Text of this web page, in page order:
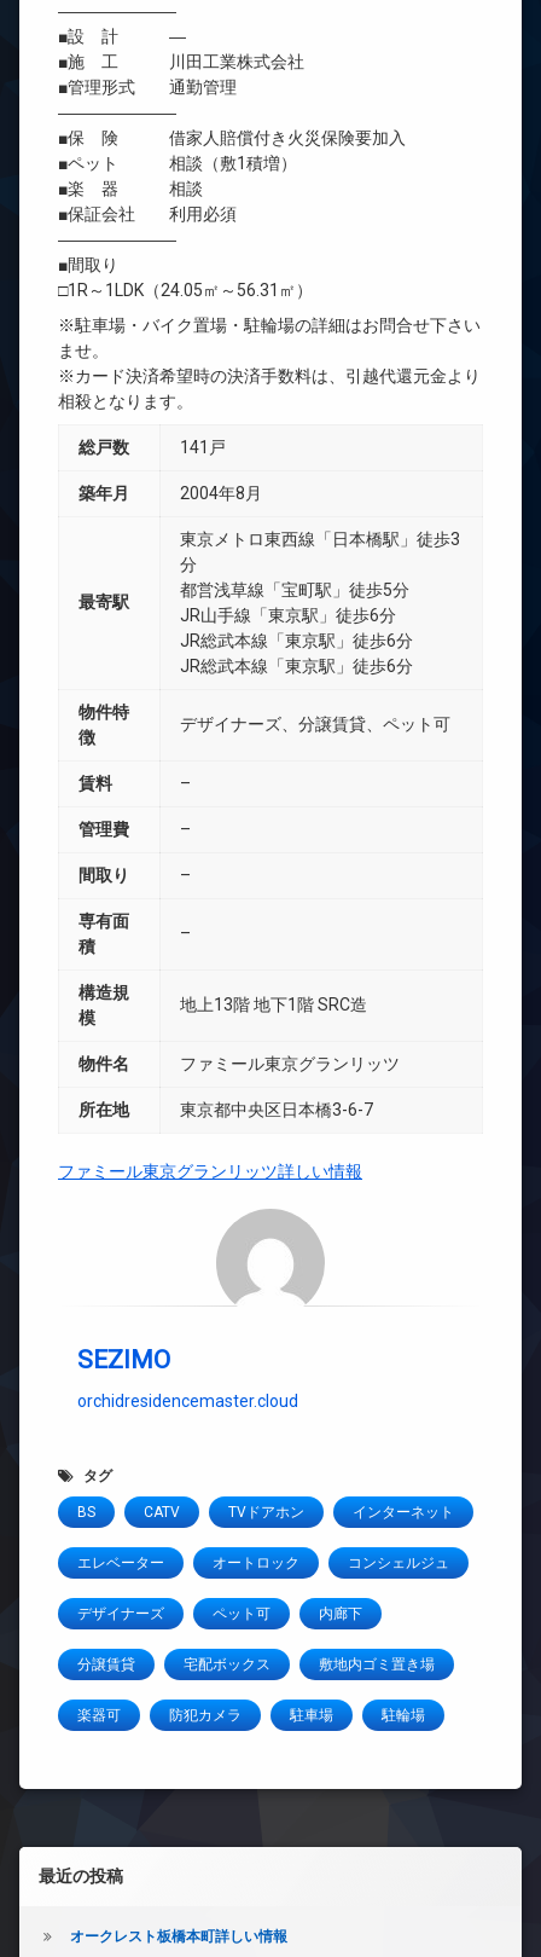
―――――――
■設 計 ―
■施 工 川田工業株式会社
■管理形式 通勤管理
―――――――
■保 険 借家人賠償付き火災保険要加入
■ペット 相談（敷1積増）
■楽 器 相談
■保証会社 利用必須
―――――――
■間取り
□1R～1LDK（24.05㎡～56.31㎡）
※駐車場・バイク置場・駐輪場の詳細はお問合せ下さい
ませ。
※カード決済希望時の決済手数料は、引越代還元金より
相殺となります。
総戸数 141戸
築年月 2004年8月
最寄駅
東京メトロ東西線「日本橋駅」徒歩3
分
都営浅草線「宝町駅」徒歩5分
JR山手線「東京駅」徒歩6分
JR総武本線「東京駅」徒歩6分
JR総武本線「東京駅」徒歩6分
物件特
徴
デザイナーズ、分譲賃貸、ペット可
賃料 –
管理費 –
間取り –
専有面
積
–
構造規
模
地上13階 地下1階 SRC造
物件名 ファミール東京グランリッツ
所在地 東京都中央区日本橋3-6-7
ファミール東京グランリッツ詳しい情報
SEZIMO
orchidresidencemaster.cloud
タグ
BS CATV TVドアホン インターネット
エレベーター オートロック コンシェルジュ
デザイナーズ ペット可 内廊下
分譲賃貸 宅配ボックス 敷地内ゴミ置き場
楽器可 防犯カメラ 駐車場 駐輪場
左サイドバー
最近の投稿
オークレスト板橋本町詳しい情報